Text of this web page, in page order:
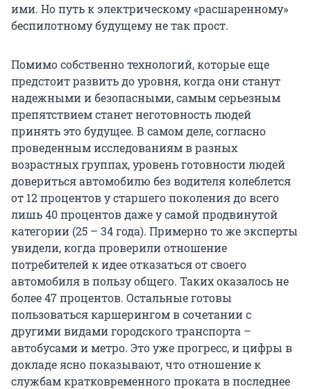
ими. Но путь к электрическому «расшаренному»
беспилотному будущему не так прост.
Помимо собственно технологий, которые еще
предстоит развить до уровня, когда они станут
надежными и безопасными, самым серьезным
препятствием станет неготовность людей
принять это будущее. В самом деле, согласно
проведенным исследованиям в разных
возрастных группах, уровень готовности людей
довериться автомобилю без водителя колеблется
от 12 процентов у старшего поколения до всего
лишь 40 процентов даже у самой продвинутой
категории (25 – 34 года). Примерно то же эксперты
увидели, когда проверили отношение
потребителей к идее отказаться от своего
автомобиля в пользу общего. Таких оказалось не
более 47 процентов. Остальные готовы
пользоваться каршерингом в сочетании с
другими видами городского транспорта –
автобусами и метро. Это уже прогресс, и цифры в
докладе ясно показывают, что отношение к
службам кратковременного проката в последнее